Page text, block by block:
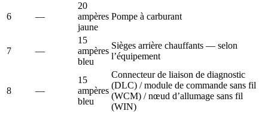
6 —
20
ampères
jaune
Pompe à carburant
7 —
15
ampères
bleu
Sièges arrière chauffants — selon
l’équipement
8 —
15
ampères
bleu
Connecteur de liaison de diagnostic
(DLC) / module de commande sans fil
(WCM) / nœud d’allumage sans fil
(WIN)